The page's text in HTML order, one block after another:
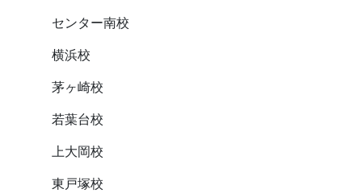
センター南校
横浜校
茅ヶ崎校
若葉台校
上大岡校
東戸塚校